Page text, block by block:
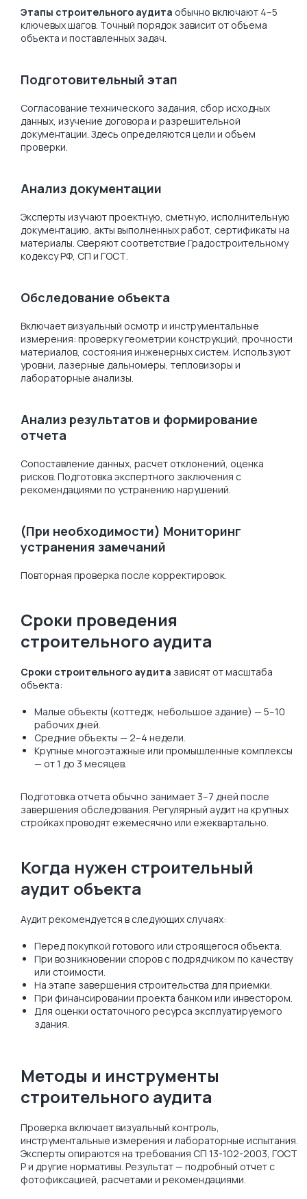
Этапы строительного аудита обычно включают 4–5
ключевых шагов. Точный порядок зависит от объема
объекта и поставленных задач.
Подготовительный этап
Согласование технического задания, сбор исходных
данных, изучение договора и разрешительной
документации. Здесь определяются цели и объем
проверки.
Анализ документации
Эксперты изучают проектную, сметную, исполнительную
документацию, акты выполненных работ, сертификаты на
материалы. Сверяют соответствие Градостроительному
кодексу РФ, СП и ГОСТ.
Обследование объекта
Включает визуальный осмотр и инструментальные
измерения: проверку геометрии конструкций, прочности
материалов, состояния инженерных систем. Используют
уровни, лазерные дальномеры, тепловизоры и
лабораторные анализы.
Анализ результатов и формирование
отчета
Сопоставление данных, расчет отклонений, оценка
рисков. Подготовка экспертного заключения с
рекомендациями по устранению нарушений.
(При необходимости) Мониторинг
устранения замечаний
Повторная проверка после корректировок.
Сроки проведения
строительного аудита
Сроки строительного аудита зависят от масштаба
объекта:
Малые объекты (коттедж, небольшое здание) — 5–10
рабочих дней.
Средние объекты — 2–4 недели.
Крупные многоэтажные или промышленные комплексы
— от 1 до 3 месяцев.
Подготовка отчета обычно занимает 3–7 дней после
завершения обследования. Регулярный аудит на крупных
стройках проводят ежемесячно или ежеквартально.
Когда нужен строительный
аудит объекта
Аудит рекомендуется в следующих случаях:
Перед покупкой готового или строящегося объекта.
При возникновении споров с подрядчиком по качеству
или стоимости.
На этапе завершения строительства для приемки.
При финансировании проекта банком или инвестором.
Для оценки остаточного ресурса эксплуатируемого
здания.
Методы и инструменты
строительного аудита
Проверка включает визуальный контроль,
инструментальные измерения и лабораторные испытания.
Эксперты опираются на требования СП 13-102-2003, ГОСТ
Р и другие нормативы. Результат — подробный отчет с
фотофиксацией, расчетами и рекомендациями.